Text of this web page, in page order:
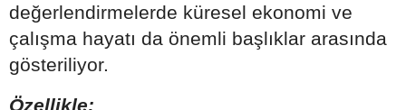
değerlendirmelerde küresel ekonomi ve
çalışma hayatı da önemli başlıklar arasında
gösteriliyor.
Özellikle;